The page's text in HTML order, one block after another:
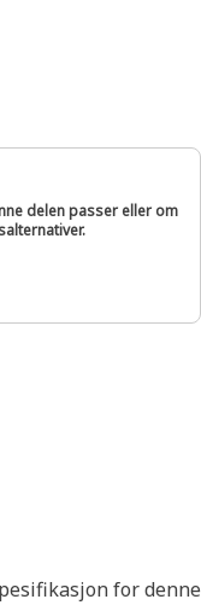
delen passer eller om
for denne